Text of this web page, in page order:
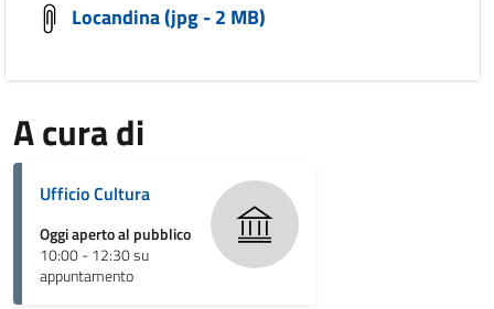
Locandina (jpg - 2 MB)
A cura di
Ufficio Cultura
Oggi aperto al pubblico
10:00 - 12:30 su
appuntamento